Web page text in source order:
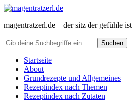
magentratzerl.de – der sitz der gefühle ist
Startseite
About
Grundrezepte und Allgemeines
Rezeptindex nach Themen
Rezeptindex nach Zutaten